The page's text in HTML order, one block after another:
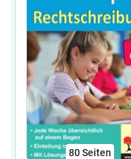
80Seiten